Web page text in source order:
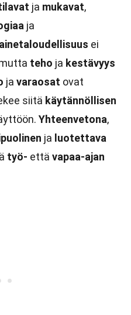
ja mukavat,
ja
ei
teho ja kestävyys
ja varaosat ovat
siitä käytännöllisen
Yhteenvetona,
ja luotettava
työ- että vapaa-ajan